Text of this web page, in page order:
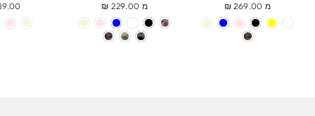
מ 269.00 ₪ מ 229.00 ₪ ₪